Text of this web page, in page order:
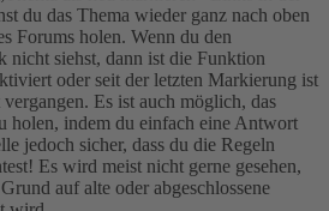
du das Thema wieder ganz nach oben
Forums holen. Wenn du den
nicht siehst, dann ist die Funktion
oder seit der letzten Markierung ist
Es ist auch möglich, das
holen, indem du einfach eine Antwort
jedoch sicher, dass du die Regeln
Es wird meist nicht gerne gesehen,
auf alte oder abgeschlossene